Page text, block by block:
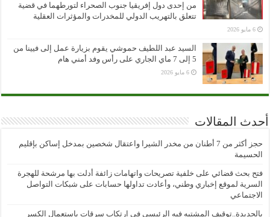
من إحدى دول إفريقيا جنوب الصحراء لتورطهما في قضية
تتعلق بالتهريب الدولي للمخدرات والمؤثرات العقلية
6 مايو 2026
السيد عبد اللطيف حموشي يقوم بزيارة عمل إلى فيينا من
5 إلى 7 ماي الجاري على رأس وفد أمني هام
6 مايو 2026
أحدث المقالات
حجز أكثر من 7 أطنان من مخدر الشيرا واعتقال شخصين بمدخل إساكن بإقليم
الحسيمة
فتح بحث قضائي على خلفية تصريحات واتهامات زائفة أدلت بها مرشحة للهجرة
السرية لموقع إخباري وطني، وأعادت تداولها حسابات على شبكات التواصل
الاجتماعي
بالجديدة..توقيف المشتبه فيه الرئيسي في ارتكاب سرقات باستعمال الكسر